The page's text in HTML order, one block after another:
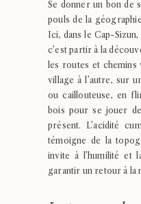
Se donner un bon de
pouls de la
Ici, dans le Cap-
c’est partir à la
les routes et chemins
village à l’autre, sur
ou caillouteuse, en
bois pour se jouer
présent. L’acidité
témoigne de la
invite à l’humilité et
garantir un retour à la